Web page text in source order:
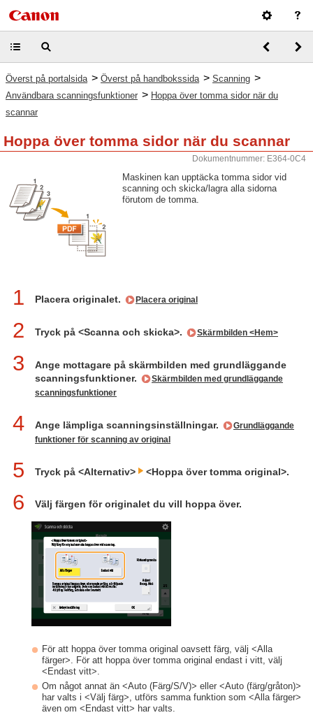
Överst på portalsida > Överst på handbokssida > Scanning >
Användbara scanningsfunktioner > Hoppa över tomma sidor när du
scannar
Hoppa över tomma sidor när du scannar
Dokumentnummer: E364-0C4
Maskinen kan upptäcka tomma sidor vid
scanning och skicka/lagra alla sidorna
förutom de tomma.
1 Placera originalet. Placera original
2 Tryck på <Scanna och skicka>. Skärmbilden <Hem>
3
Ange mottagare på skärmbilden med grundläggande
scanningsfunktioner.
Skärmbilden med grundläggande
scanningsfunktioner
4 Ange lämpliga scanningsinställningar.
Grundläggande
funktioner för scanning av original
5 Tryck på <Alternativ> <Hoppa över tomma original>.
6 Välj färgen för originalet du vill hoppa över.
För att hoppa över tomma original oavsett färg, välj <Alla
färger>. För att hoppa över tomma original endast i vitt, välj
<Endast vitt>.
Om något annat än <Auto (Färg/S/V)> eller <Auto (färg/gråton)>
har valts i <Välj färg>, utförs samma funktion som <Alla färger>
även om <Endast vitt> har valts.